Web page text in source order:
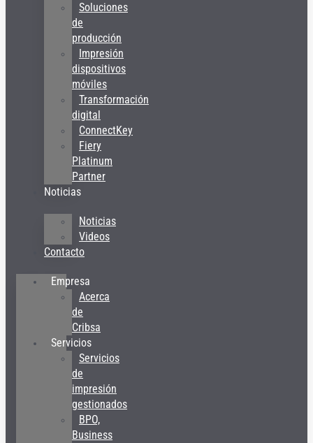
Soluciones
de
producción
Impresión
dispositivos
móviles
Transformación
digital
ConnectKey
Fiery
Platinum
Partner
Noticias
Noticias
Videos
Contacto
Empresa
Acerca
de
Cribsa
Servicios
Servicios
de
impresión
gestionados
BPO,
Business